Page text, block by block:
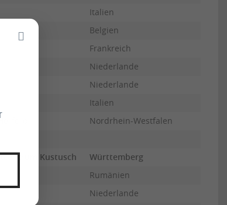
Italien
Belgien
Frankreich
Niederlande
Niederlande
Italien
Nordrhein-Westfalen
Kustusch
Württemberg
Rumänien
Niederlande